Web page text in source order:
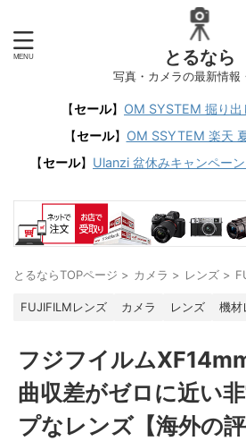
とるなら
写真・カメラの最新情報
【セール】 OM SYSTEM 掘り
【セール】 OM SSYTEM 楽天
【セール】 Ulanzi 盆休みキャンペー
とるならTOPページ > カメラ > レンズ >
FUJIFILMレンズ カメラ レンズ 機材
フジフイルム
曲収差がゼロに近い
プなレンズ【海外の評